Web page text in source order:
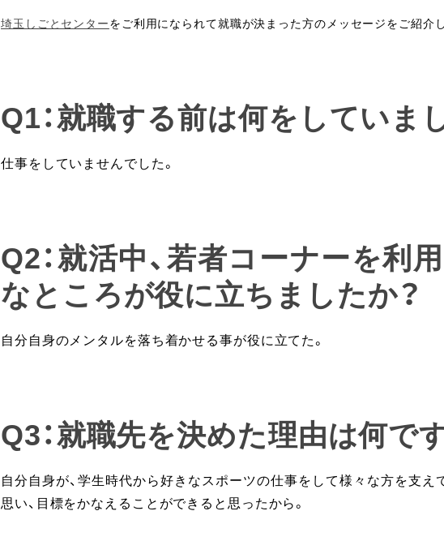
埼玉しごとセンターをご利用になられて就職が決まった方のメッセージをご紹介し
Q1：就職する前は何をしていま
仕事をしていませんでした。
Q2：就活中、若者コーナーを利
なところが役に立ちましたか？
自分自身のメンタルを落ち着かせる事が役に立てた。
Q3：就職先を決めた理由は何で
自分自身が、学生時代から好きなスポーツの仕事をして様々な方を支え
思い、目標をかなえることができると思ったから。